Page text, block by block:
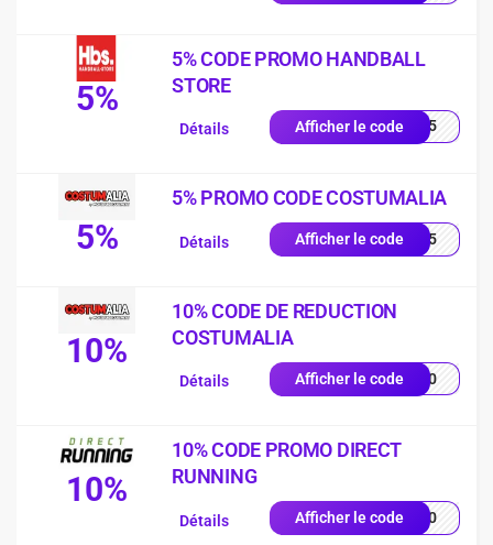
5%
5% CODE PROMO HANDBALL
STORE
Afficher le codeAND5
Détails
5%
5% PROMO CODE COSTUMALIA
Afficher le codeRTT5
Détails
10%
10% CODE DE REDUCTION
COSTUMALIA
Afficher le codeRW10
Détails
10%
10% CODE PROMO DIRECT
RUNNING
Afficher le codeTE10
Détails